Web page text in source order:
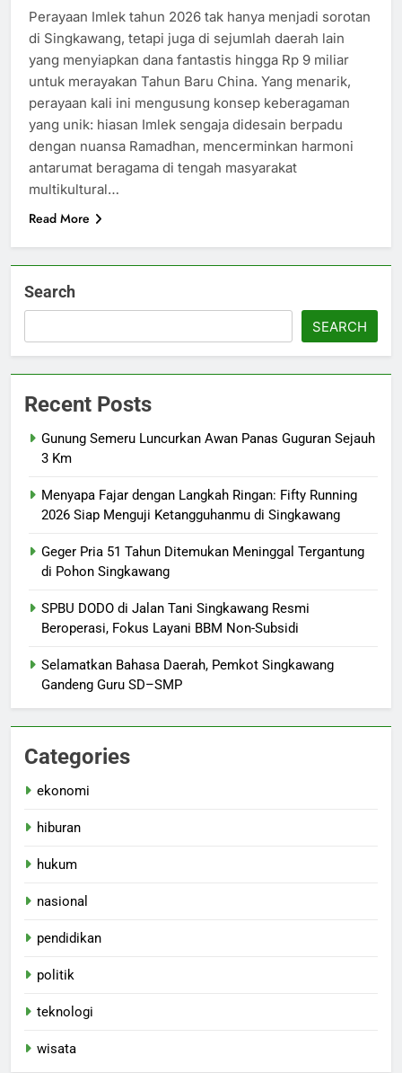
Perayaan Imlek tahun 2026 tak hanya menjadi sorotan
di Singkawang, tetapi juga di sejumlah daerah lain
yang menyiapkan dana fantastis hingga Rp 9 miliar
untuk merayakan Tahun Baru China. Yang menarik,
perayaan kali ini mengusung konsep keberagaman
yang unik: hiasan Imlek sengaja didesain berpadu
dengan nuansa Ramadhan, mencerminkan harmoni
antarumat beragama di tengah masyarakat
multikultural…
Read More
Search
SEARCH
Recent Posts
Gunung Semeru Luncurkan Awan Panas Guguran Sejauh
3 Km
Menyapa Fajar dengan Langkah Ringan: Fifty Running
2026 Siap Menguji Ketangguhanmu di Singkawang
Geger Pria 51 Tahun Ditemukan Meninggal Tergantung
di Pohon Singkawang
SPBU DODO di Jalan Tani Singkawang Resmi
Beroperasi, Fokus Layani BBM Non-Subsidi
Selamatkan Bahasa Daerah, Pemkot Singkawang
Gandeng Guru SD–SMP
Categories
ekonomi
hiburan
hukum
nasional
pendidikan
politik
teknologi
wisata